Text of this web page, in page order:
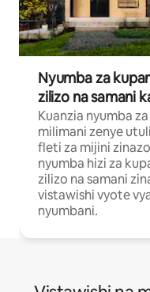
Nyumba za
zilizo na samani
Kuanzia nyumba
milimani zenye
fleti za mijini
nyumba hizi za
zilizo na samani
vistawishi vyote
nyumbani.